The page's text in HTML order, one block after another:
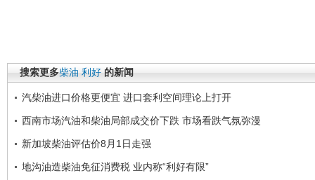
搜索更多柴油 利好 的新闻
汽柴油进口价格更便宜 进口套利空间理论上打开
西南市场汽油和柴油局部成交价下跌 市场看跌气氛弥漫
新加坡柴油评估价8月1日走强
地沟油造柴油免征消费税 业内称“利好有限”